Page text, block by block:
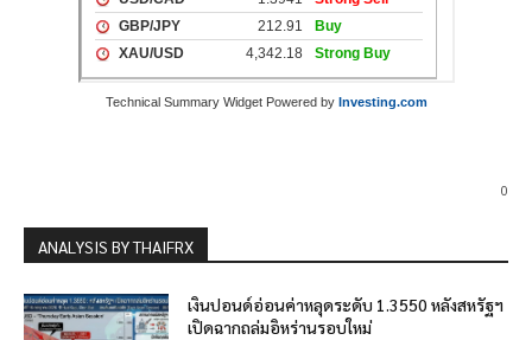
Technical Summary Widget Powered by Investing.com
0
ANALYSIS BY THAIFRX
เงินปอนด์อ่อนค่าหลุดระดับ 1.3550 หลังสหรัฐฯ
เปิดฉากถล่มอิหร่านรอบใหม่